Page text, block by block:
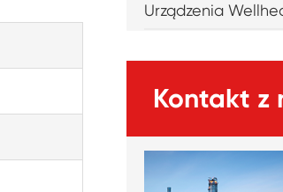
Urządzenia
Kontakt z